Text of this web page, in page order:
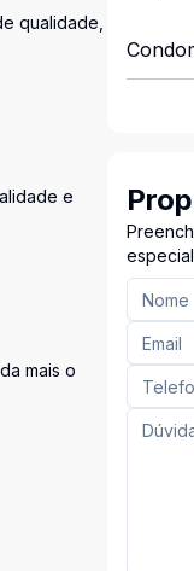
qualidade,
e
mais o